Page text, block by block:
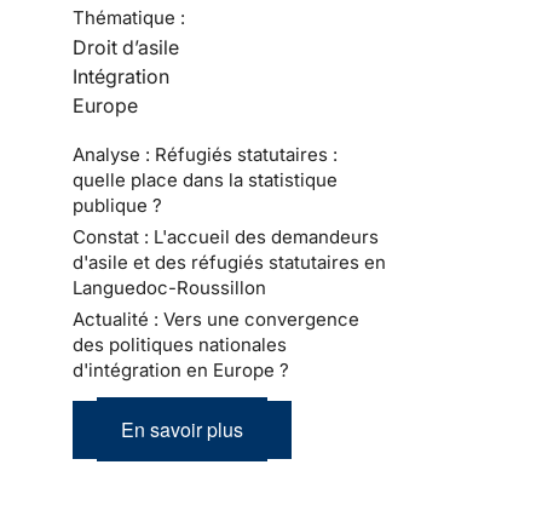
Thématique :
Droit d’asile
Intégration
Europe
Analyse : Réfugiés statutaires :
quelle place dans la statistique
publique ?
Constat : L'accueil des demandeurs
d'asile et des réfugiés statutaires en
Languedoc-Roussillon
Actualité : Vers une convergence
des politiques nationales
d'intégration en Europe ?
En savoir plus